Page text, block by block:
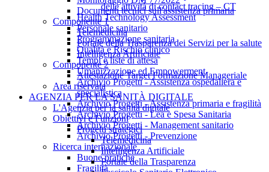
Documenti tecnici sull'assistenza primaria
Componente 1
Telemedicina
Portale della Trasparenza dei Servizi per la salute
Intelligenza Artificiale
Componente 2
Attestazione Target Formazione Manageriale
Area riservata
AGENZIA PER LA SANITÀ DIGITALE
L'Agenzia per la sanità digitale
Obiettivi e Funzioni
Progetti strategici
Telemedicina
Intelligenza Artificiale
Portale della Trasparenza
delle attività di contact tracing – CT
Health Technology Assessment
Personale sanitario
Programmazione sanitaria
Qualità e Rischio clinico
Tempi e liste di attesa
Umanizzazione ed Empowerment
Archivio Progetti - Assistenza ospedaliera e
specialistica
Archivio Progetti - Assistenza primaria e fragilità
Archivio Progetti - Lea e Spesa Sanitaria
Archivio Progetti - Management sanitario
Archivio Progetti - Prevenzione
Ricerca internazionale
Buone pratiche
Fragilità